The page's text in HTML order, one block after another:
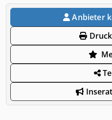
Anbieter